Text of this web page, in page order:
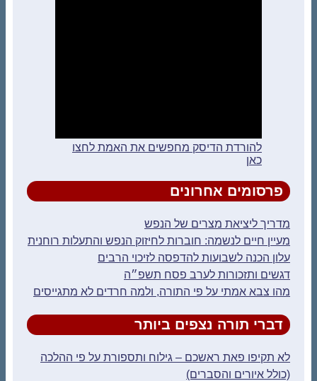
להורדת הדיסק מחפשים את האמת לחצו
כאן
פרסומים אחרונים
מדריך ליציאת מצרים של הנפש
מעיין חיים לנשמה: חוברות לחיזוק הנפש והתעלות רוחנית
עלון הכנה לשבועות להדפסה לזיכוי הרבים
דגשים ותזכורות לערב פסח תשפ״ה
מהו צבא אמתי על פי התורה, ולמה חרדים לא מתגייסים
דברי תורה נצפים ביותר
לא תקיפו פאת ראשכם – גילוח ותספורת על פי ההלכה
(כולל איורים והסברים)